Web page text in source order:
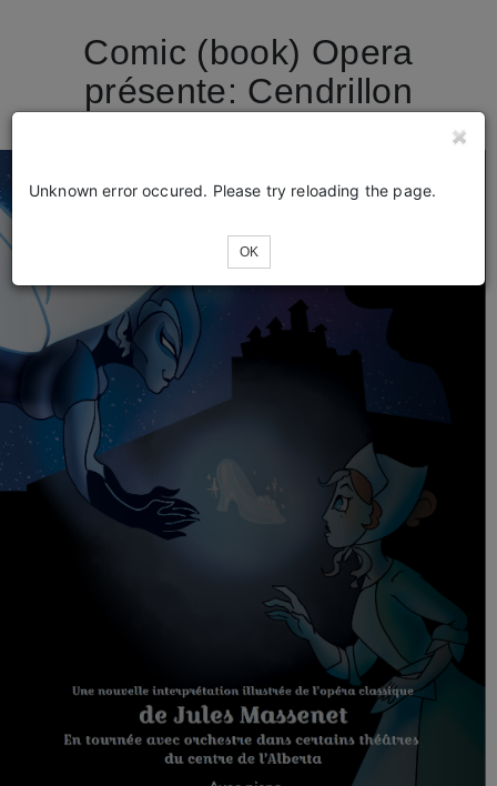
Comic (book) Opera
présente: Cendrillon
Unknown error occured. Please try reloading the page.
OK